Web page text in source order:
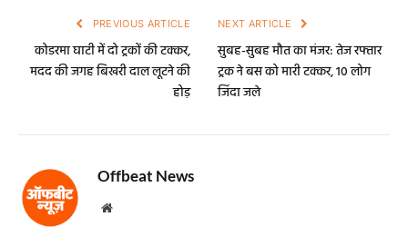
PREVIOUS ARTICLE
कोडरमा घाटी में दो ट्रकों की टक्कर,
मदद की जगह बिखरी दाल लूटने की
होड़
NEXT ARTICLE
सुबह-सुबह मौत का मंजर: तेज रफ्तार
ट्रक ने बस को मारी टक्कर, 10 लोग
जिंदा जले
Offbeat News
Website